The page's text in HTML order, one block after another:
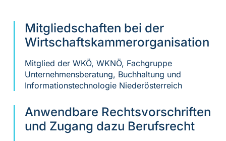
Mitgliedschaften bei der
Wirtschaftskammerorganisation
Mitglied der WKÖ, WKNÖ, Fachgruppe
Unternehmensberatung, Buchhaltung und
Informationstechnologie Niederösterreich
Anwendbare Rechtsvorschriften
und Zugang dazu Berufsrecht